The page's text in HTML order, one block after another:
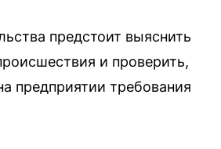
предстоит выяснить
и проверить,
предприятии требования